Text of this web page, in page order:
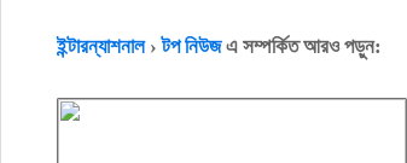
ইন্টারন্যাশনাল›টপ নিউজএ সম্পর্কিত আরও পড়ুন: